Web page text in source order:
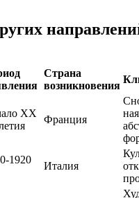
Страна
возникновения
XX
Франция
1920
Италия